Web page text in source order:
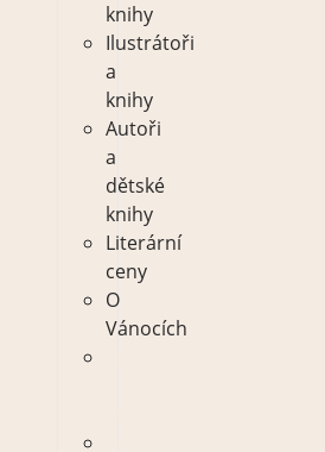
knihy
Ilustrátoři
a
knihy
Autoři
a
dětské
knihy
Literární
ceny
O
Vánocích